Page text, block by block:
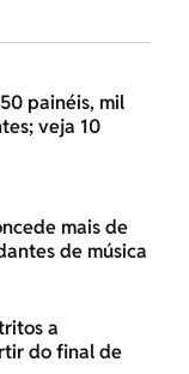
painéis, mil
veja 10
mais de
de música
a
do final de